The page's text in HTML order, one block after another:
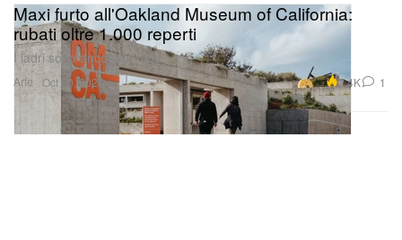
Arte
Maxi furto all'Oakland Museum of California:
rubati oltre 1.000 reperti
I ladri sono ancora in fuga.
Oct 30, 2025 2.4K 1